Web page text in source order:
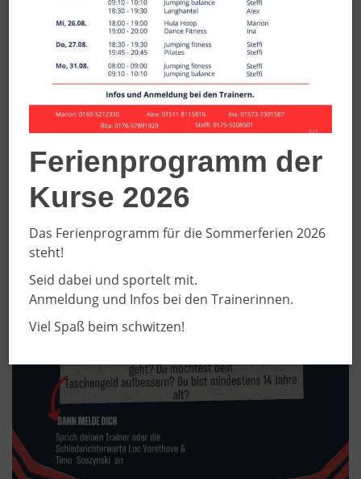
Ferienprogramm der
Kurse 2026
Das Ferienprogramm für die Sommerferien 2026
steht!
Seid dabei und sportelt mit.
Anmeldung und Infos bei den Trainerinnen.
Viel Spaß beim schwitzen!